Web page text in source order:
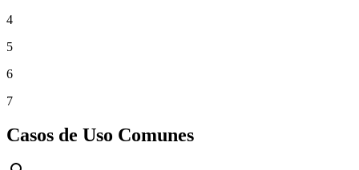
4
5
6
7
Casos de Uso Comunes